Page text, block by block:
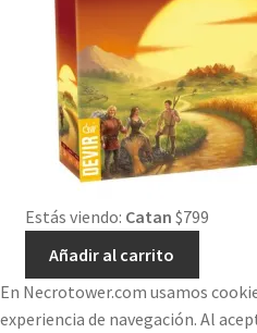
Estás viendo: Catan $799
Añadir al carrito
En Necrotower.com usamos
experiencia de navegación. Al